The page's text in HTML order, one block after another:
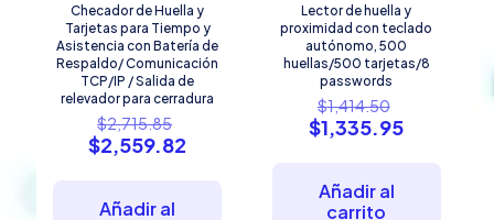
Checador de Huella y
Tarjetas para Tiempo y
Asistencia con Batería de
Respaldo/ Comunicación
TCP/IP / Salida de
relevador para cerradura
$2,715.85
precio
original
$2,559.82
Añadir al
Lector de huella y
proximidad con teclado
autónomo, 500
huellas/500 tarjetas/8
passwords
$1,414.50
precio
original
$1,335.95El
Añadir al
carrito